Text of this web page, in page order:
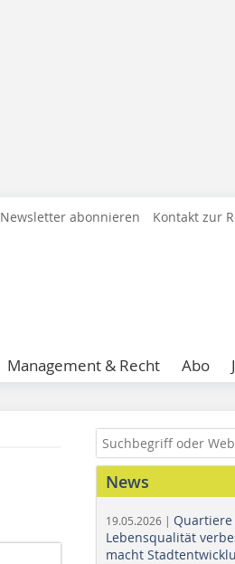
Newsletter abonnieren Kontakt zur
Management & Recht Abo
News
19.05.2026 |
Lebensqualität
macht